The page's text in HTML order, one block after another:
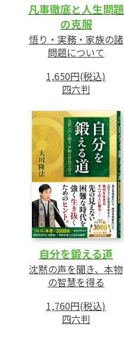
凡事徹底と人生問題
の克服
悟り・実務・家族の諸
問題について
1,650円(税込)
四六判
自分を鍛える道
沈黙の声を聞き、本物
の智慧を得る
1,760円(税込)
四六判